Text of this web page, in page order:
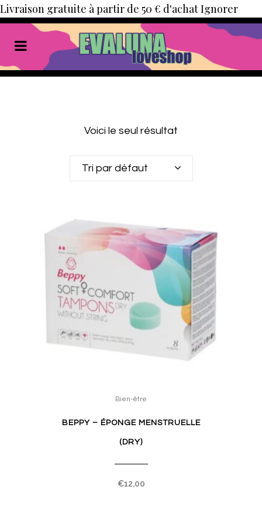
Livraison gratuite à partir de 50 € d'achatIgnorer
Voici le seul résultat
Tri par défaut
Bien-être
BEPPY – ÉPONGE MENSTRUELLE
(DRY)
€12,00